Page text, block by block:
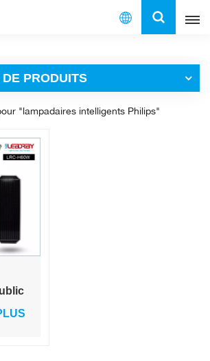
Français
français
PRODUITS
"lampadaires intelligents Philips"